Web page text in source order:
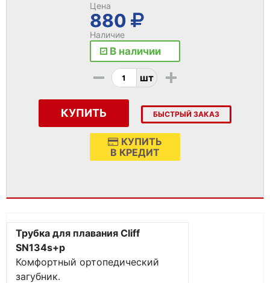
Цена
880
Наличие
В наличии
- шт +
КУПИТЬ БЫСТРЫЙ ЗАКАЗ
КУПИТЬ
В КРЕДИТ
Трубка для плавания Cliff
SN134s+p
Комфортный ортопедический
загубник.